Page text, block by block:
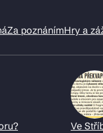
Za poznánímHry a
Ve